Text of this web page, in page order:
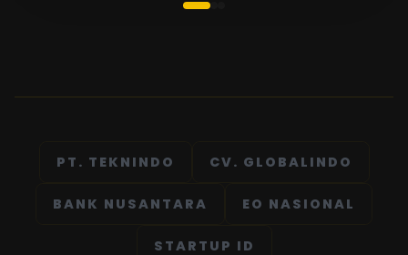
PT. TEKNINDO CV. GLOBALINDO
BANK NUSANTARA EO NASIONAL
STARTUP ID